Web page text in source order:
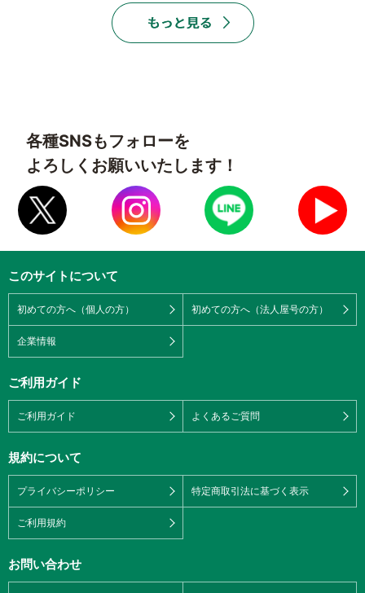
各種SNSもフォローを
よろしくお願いいたします！
このサイトについて
初めての方へ（個人の方） 初めての方へ（法人屋号の方）
企業情報
ご利用ガイド
ご利用ガイド よくあるご質問
規約について
プライバシーポリシー 特定商取引法に基づく表示
ご利用規約
お問い合わせ